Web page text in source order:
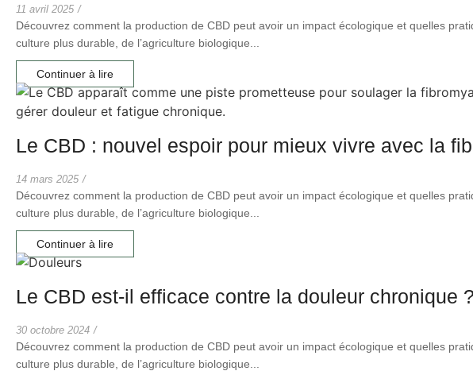
11 avril 2025 /
Découvrez comment la production de CBD peut avoir un impact écologique et quelles
culture plus durable, de l’agriculture biologique...
Continuer à lire
Le CBD : nouvel espoir pour mieux vivre avec la
14 mars 2025 /
Découvrez comment la production de CBD peut avoir un impact écologique et quelles
culture plus durable, de l’agriculture biologique...
Continuer à lire
Le CBD est-il efficace contre la douleur chronique ?
30 octobre 2024 /
Découvrez comment la production de CBD peut avoir un impact écologique et quelles
culture plus durable, de l’agriculture biologique...